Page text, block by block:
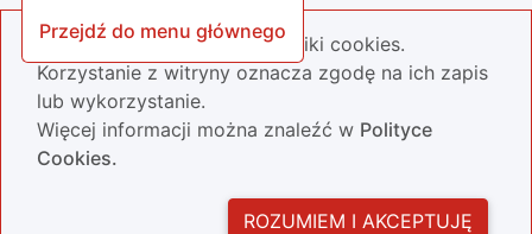
Przejdź do menu głównego
Nasza strona wykorzystuje pliki cookies.
Korzystanie z witryny oznacza zgodę na ich zapis
lub wykorzystanie.
Więcej informacji można znaleźć w Polityce
Cookies.
ROZUMIEM I AKCEPTUJĘ